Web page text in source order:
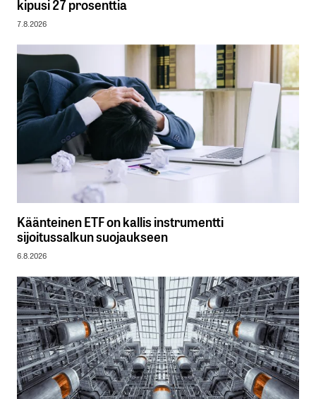
kipusi 27 prosenttia
7.8.2026
Käänteinen ETF on kallis instrumentti
sijoitussalkun suojaukseen
6.8.2026